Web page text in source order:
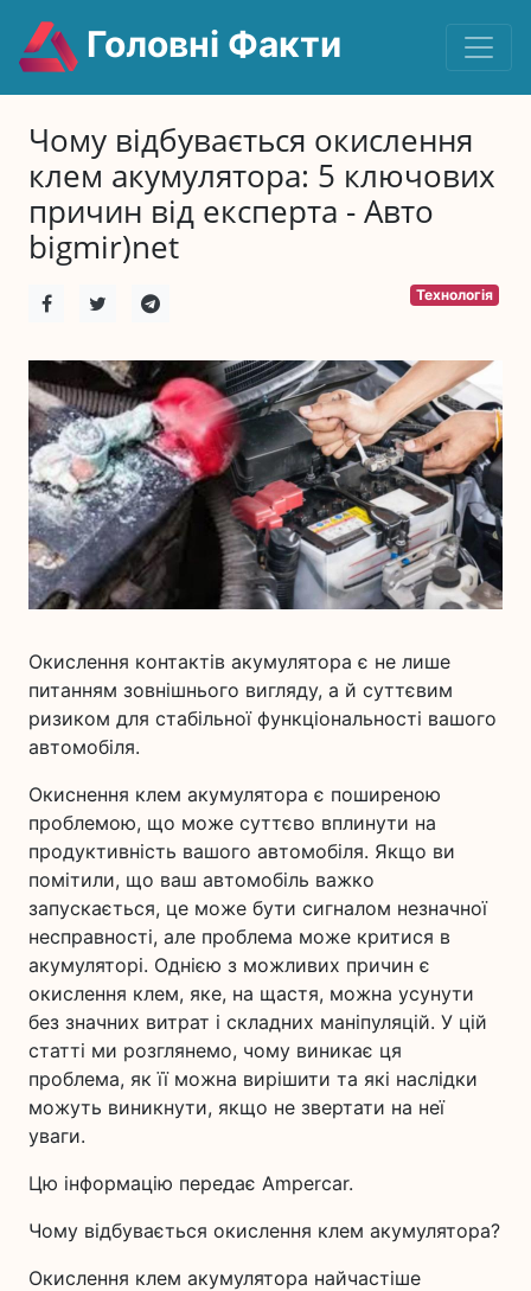
Головні Факти
Чому відбувається окислення
клем акумулятора: 5 ключових
причин від експерта - Авто
bigmir)net
Технологія
Окислення контактів акумулятора є не лише
питанням зовнішнього вигляду, а й суттєвим
ризиком для стабільної функціональності вашого
автомобіля.
Окиснення клем акумулятора є поширеною
проблемою, що може суттєво вплинути на
продуктивність вашого автомобіля. Якщо ви
помітили, що ваш автомобіль важко
запускається, це може бути сигналом незначної
несправності, але проблема може критися в
акумуляторі. Однією з можливих причин є
окислення клем, яке, на щастя, можна усунути
без значних витрат і складних маніпуляцій. У цій
статті ми розглянемо, чому виникає ця
проблема, як її можна вирішити та які наслідки
можуть виникнути, якщо не звертати на неї
уваги.
Цю інформацію передає Ampercar.
Чому відбувається окислення клем акумулятора?
Окислення клем акумулятора найчастіше